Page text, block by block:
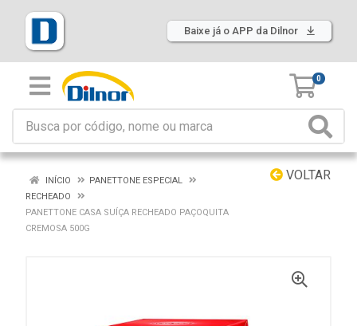
Baixe já o APP da Dilnor
0
VOLTAR
INÍCIO
PANETTONE ESPECIAL
RECHEADO
PANETTONE CASA SUÍÇA RECHEADO PAÇOQUITA
CREMOSA 500G